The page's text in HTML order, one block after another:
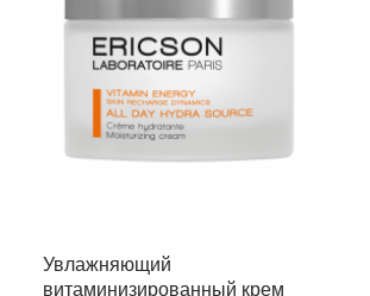
Увлажняющий
витаминизированный крем